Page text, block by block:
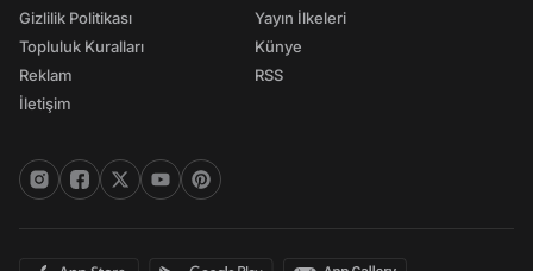
Gizlilik Politikası
Topluluk Kuralları
Reklam
İletişim
Yayın İlkeleri
Künye
RSS